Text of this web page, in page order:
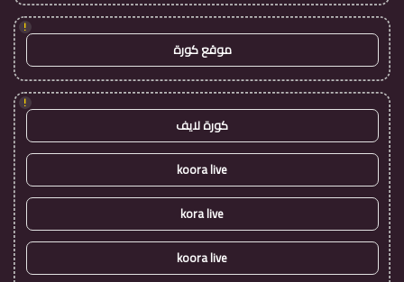
!
موقع كورة
!
كورة لايف
koora live
kora live
koora live